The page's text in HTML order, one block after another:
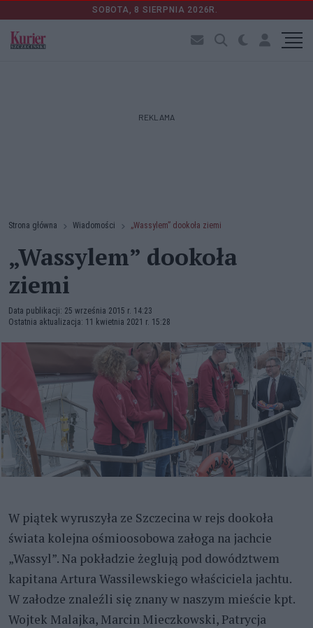
SOBOTA, 8 SIERPNIA 2026R.
REKLAMA
Strona główna Wiadomości „Wassylem” dookoła ziemi
„Wassylem” dookoła
ziemi
Data publikacji: 25 września 2015 r. 14:23
Ostatnia aktualizacja: 11 kwietnia 2021 r. 15:28
W piątek wyruszyła ze Szczecina w rejs dookoła
świata kolejna ośmioosobowa załoga na jachcie
„Wassyl”. Na pokładzie żeglują pod dowództwem
kapitana Artura Wassilewskiego właściciela jachtu.
W załodze znaleźli się znany w naszym mieście kpt.
Wojtek Malajka, Marcin Mieczkowski, Patrycja